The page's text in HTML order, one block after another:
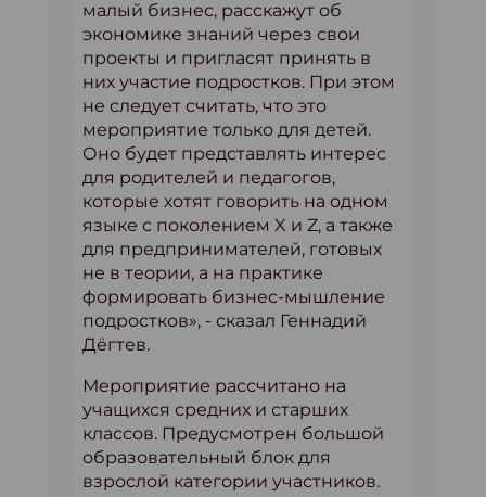
малый бизнес, расскажут об
экономике знаний через свои
проекты и пригласят принять в
них участие подростков. При этом
не следует считать, что это
мероприятие только для детей.
Оно будет представлять интерес
для родителей и педагогов,
которые хотят говорить на одном
языке с поколением X и Z, а также
для предпринимателей, готовых
не в теории, а на практике
формировать бизнес-мышление
подростков», - сказал Геннадий
Дёгтев.
Мероприятие рассчитано на
учащихся средних и старших
классов. Предусмотрен большой
образовательный блок для
взрослой категории участников.